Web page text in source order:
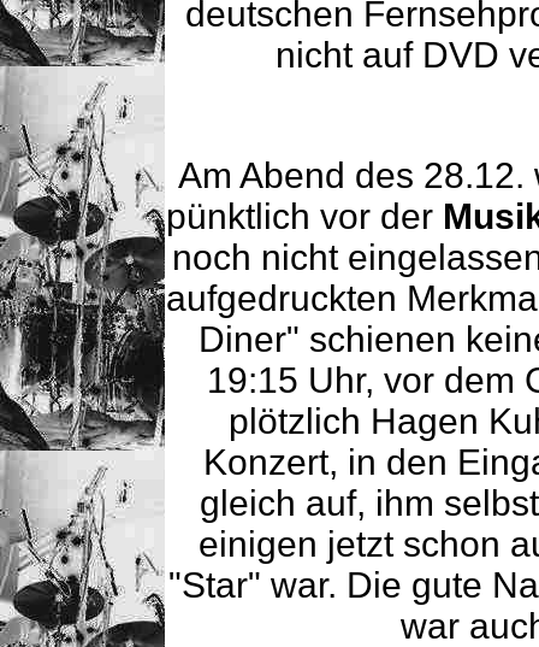
deutschen
nicht auf DVD
Am Abend des
pünktlich vor der
noch nicht
aufgedruckten
Diner" schienen
19:15 Uhr, vor dem
plötzlich Hagen
Konzert, in den
gleich auf, ihm
einigen jetzt schon
"Star" war. Die gute
war